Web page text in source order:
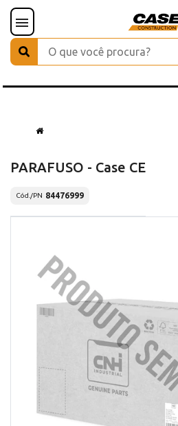
PARAFUSO - Case CE
Cód./PN 84476999